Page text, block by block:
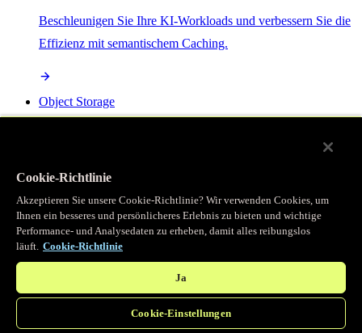
Beschleunigen Sie Ihre KI-Workloads und verbessern Sie die
Effizienz mit semantischem Caching.
Object Storage
Programmierbarer Cache
Erhalten Sie vollständigen programmatischen Zugriff auf das
legendäre Caching, das unser CDN antreibt.
Cookie-Richtlinie
Akzeptieren Sie unsere Cookie-Richtlinie? Wir verwenden Cookies, um
Ihnen ein besseres und persönlicheres Erlebnis zu bieten und wichtige
Performance- und Analysedaten zu erheben, damit alles reibungslos
läuft. Cookie-Richtlinie
Ja
Cookie-Einstellungen